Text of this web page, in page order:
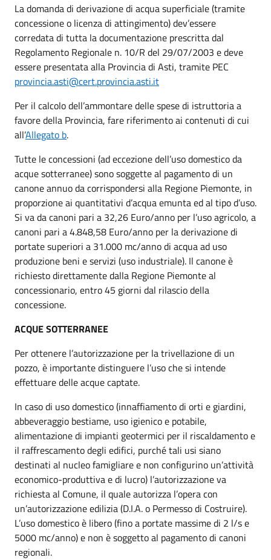
La domanda di derivazione di acqua superficiale (tramite
concessione o licenza di attingimento) dev’essere
corredata di tutta la documentazione prescritta dal
Regolamento Regionale n. 10/R del 29/07/2003 e deve
essere presentata alla Provincia di Asti, tramite PEC
provincia.asti@cert.provincia.asti.it
Per il calcolo dell’ammontare delle spese di istruttoria a
favore della Provincia, fare riferimento ai contenuti di cui
all’Allegato b.
Tutte le concessioni (ad eccezione dell’uso domestico da
acque sotterranee) sono soggette al pagamento di un
canone annuo da corrispondersi alla Regione Piemonte, in
proporzione ai quantitativi d’acqua emunta ed al tipo d’uso.
Si va da canoni pari a 32,26 Euro/anno per l’uso agricolo, a
canoni pari a 4.848,58 Euro/anno per la derivazione di
portate superiori a 31.000 mc/anno di acqua ad uso
produzione beni e servizi (uso industriale). Il canone è
richiesto direttamente dalla Regione Piemonte al
concessionario, entro 45 giorni dal rilascio della
concessione.
ACQUE SOTTERRANEE
Per ottenere l’autorizzazione per la trivellazione di un
pozzo, è importante distinguere l’uso che si intende
effettuare delle acque captate.
In caso di uso domestico (innaffiamento di orti e giardini,
abbeveraggio bestiame, uso igienico e potabile,
alimentazione di impianti geotermici per il riscaldamento e
il raffrescamento degli edifici, purché tali usi siano
destinati al nucleo famigliare e non configurino un’attività
economico-produttiva e di lucro) l’autorizzazione va
richiesta al Comune, il quale autorizza l’opera con
un’autorizzazione edilizia (D.I.A. o Permesso di Costruire).
L’uso domestico è libero (fino a portate massime di 2 l/s e
5000 mc/anno) e non è soggetto al pagamento di canoni
regionali.